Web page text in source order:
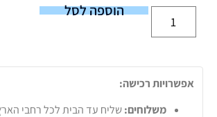
הוספה לסל
אפשרויות רכישה:
משלוחים: